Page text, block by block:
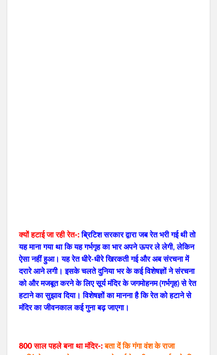
क्यों हटाई जा रही रेत-: ब्रिटिश सरकार द्वारा जब रेत भरी गई थी तो
यह माना गया था कि यह गर्भगृह का भार अपने ऊपर ले लेगी, लेकिन
ऐसा नहीं हुआ। यह रेत धीरे-धीरे खिरकती गई और अब संरचना में
दरारे आने लगी। इसके चलते दुनिया भर के कई विशेषज्ञों ने संरचना
को और मजबूत करने के लिए सूर्य मंदिर के जगमोहनम (गर्भगृह) से रेत
हटाने का सुझाव दिया। विशेषज्ञों का मानना ​​है कि रेत को हटाने से
मंदिर का जीवनकाल कई गुना बढ़ जाएगा।
800 साल पहले बना था मंदिर-: बता दें कि गंगा वंश के राजा